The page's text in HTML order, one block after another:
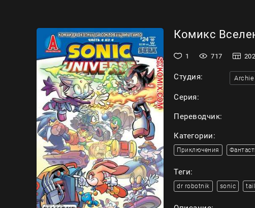
Комикс
1 717
Студия:
Серия:
Переводчик:
Категории:
Приключения
Теги:
dr robotnik sonic